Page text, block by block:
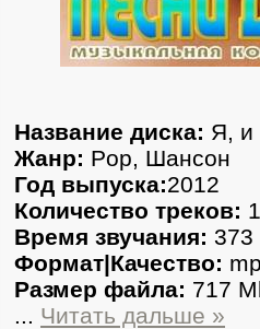
Название диска: Я, и
Жанр: Pop, Шансон
Год выпуска:2012
Количество треков:
Время звучания: 373
Формат|Качество:
Размер файла: 717
... Читать дальше »